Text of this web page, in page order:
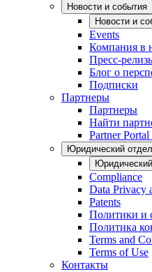
Новости и события
Новости и
Events
Компания в
Пресс-
Блог о
Подписки
Партнеры
Партнеры
Найти
Partner
Юридический отдел
Compliance
Data Privacy
Patents
Политики и
Политика
Terms and
Terms of Use
Контакты